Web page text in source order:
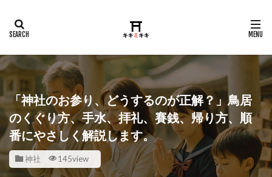
「神社のお参り、どうするのが正解？」鳥居
のくぐり方、手水、拝礼、賽銭、帰り方、順
番にやさしく解説します。
神社 145view